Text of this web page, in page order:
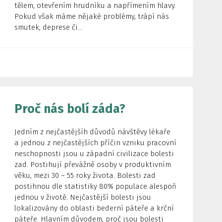
tělem, otevřením hrudníku a napřímením hlavy.
Pokud však máme nějaké problémy, trápí nás
smutek, deprese či...
Proč nás bolí záda?
Jedním z nejčastějšíh důvodů návštěvy lékaře
a jednou z nejčastějších příčin vzniku pracovní
neschopnosti jsou u západní civilizace bolesti
zad. Postihují převážně osoby v produktivním
věku, mezi 30 – 55 roky života. Bolesti zad
postihnou dle statistiky 80% populace alespoň
jednou v životě. Nejčastější bolesti jsou
lokalizovány do oblasti bederní páteře a krční
páteře. Hlavním důvodem, proč jsou bolesti